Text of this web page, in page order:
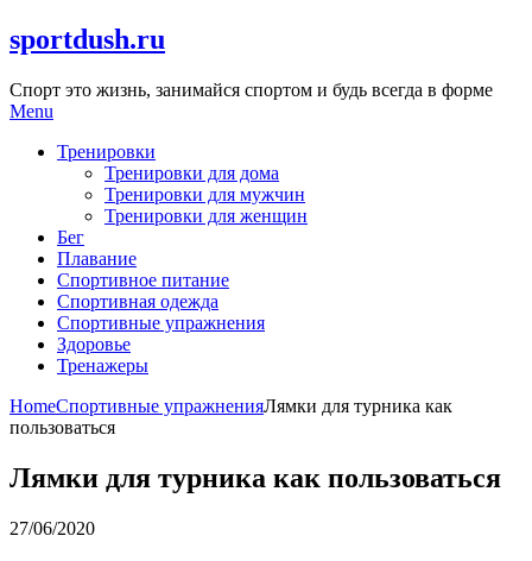
Skip
to
sportdush.ru
Спорт это жизнь, занимайся спортом и будь всегда в форме
Menu
Тренировки
Тренировки для дома
Тренировки для мужчин
Тренировки для женщин
Бег
Плавание
Спортивное питание
Спортивная одежда
Спортивные упражнения
Здоровье
Тренажеры
HomeСпортивные упражненияЛямки для турника как
пользоваться
Лямки для турника как пользоваться
27/06/2020